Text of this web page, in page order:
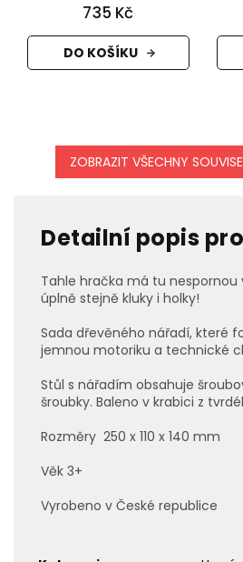
735 Kč
DO KOŠÍKU
ZOBRAZIT VŠECHNY
Detailní popis
Tahle hračka má tu nespornou
úplně stejně kluky i holky!
Sada dřevěného nářadí, které
jemnou motoriku a technické
Stůl s nářadím obsahuje
šroubky. Baleno v krabici z
Rozměry 250 x 110 x 140 mm
Věk 3+
Vyrobeno v České republice